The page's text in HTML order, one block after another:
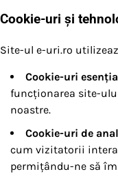
Cookie-uri și
Site-ul e-uri.ro
Cookie-uri
funcționarea site-
noastre.
Cookie-uri de
cum vizitatorii
permițându-ne să